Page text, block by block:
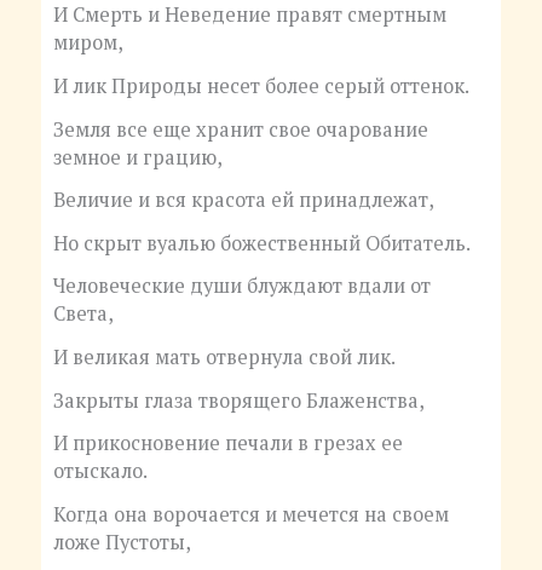
И Смерть и Неведение правят смертным
миром,
И лик Природы несет более серый оттенок.
Земля все еще хранит свое очарование
земное и грацию,
Величие и вся красота ей принадлежат,
Но скрыт вуалью божественный Обитатель.
Человеческие души блуждают вдали от
Света,
И великая мать отвернула свой лик.
Закрыты глаза творящего Блаженства,
И прикосновение печали в грезах ее
отыскало.
Когда она ворочается и мечется на своем
ложе Пустоты,